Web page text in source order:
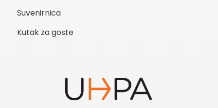
Suvenirnica
Kutak za goste